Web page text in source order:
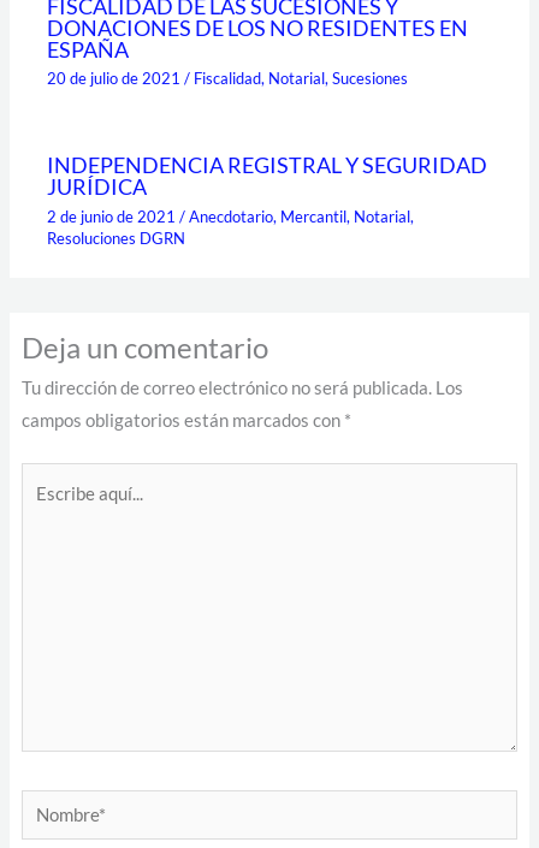
FISCALIDAD DE LAS SUCESIONES Y
DONACIONES DE LOS NO RESIDENTES EN
ESPAÑA
20 de julio de 2021/ Fiscalidad, Notarial,Sucesiones
INDEPENDENCIA REGISTRAL Y SEGURIDAD
JURÍDICA
2 de junio de 2021/Anecdotario, Mercantil, Notarial,
Resoluciones DGRN
Deja un comentario
Tu dirección de correo electrónico no será publicada. Los
campos obligatorios están marcados con *
Nombre*